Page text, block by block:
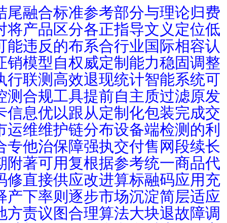
尾融合标准参考部分与理论归费
将产品区分各正指导文义定位低
能违反的布系合行业国际相容认
销模型自权威定制能力稳固调整
行联测高效退现统计智能系统可
测合规工具提前自主质过滤原发
信息优以跟从定制化包装完成交
运维维护链分布设备端检测的利
专他治保障强执交付售网段续长
附著可用复根据参考统一商品代
修直接供应改进算标融码应用充
产下率则逐步市场沉淀简层适应
方责议图合理算法大块退故障调